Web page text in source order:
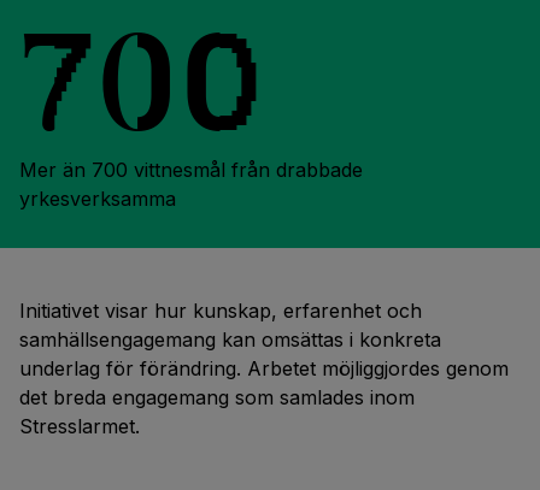
700
Mer än 700 vittnesmål från drabbade
yrkesverksamma
Initiativet visar hur kunskap, erfarenhet och
samhällsengagemang kan omsättas i konkreta
underlag för förändring. Arbetet möjliggjordes genom
det breda engagemang som samlades inom
Stresslarmet.